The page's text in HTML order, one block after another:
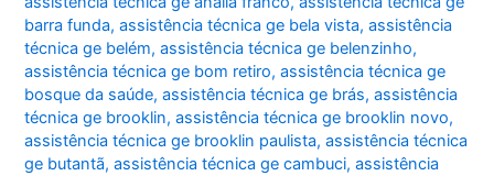
barra funda,assistência técnica ge bela vista,assistência
técnica ge belém,assistência técnica ge belenzinho,
assistência técnica ge bom retiro,assistência técnica ge
bosque da saúde,assistência técnica ge brás,assistência
técnica ge brooklin,assistência técnica ge brooklin novo,
assistência técnica ge brooklin paulista,assistência técnica
ge butantã,assistência técnica ge cambuci,assistência